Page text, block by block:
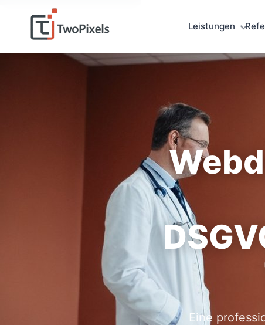
Leistungen
Eine